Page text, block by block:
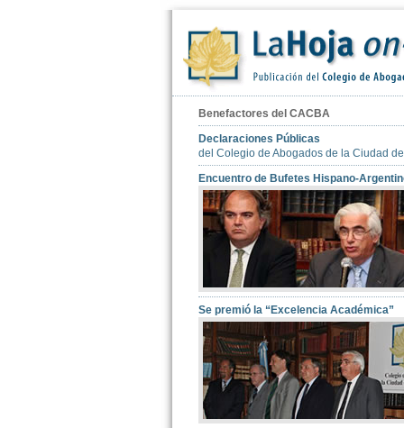
Benefactores del CACBA
Declaraciones Públicas
del Colegio de Abogados de la Ciudad
Encuentro de Bufetes Hispano-
Se premió la “Excelencia Académica”